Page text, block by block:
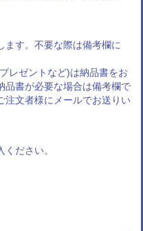
す。不要な際は備考欄に
レゼントなど)は納品書をお
品書が必要な場合は備考欄で
注文者様にメールでお送りい
ださい。